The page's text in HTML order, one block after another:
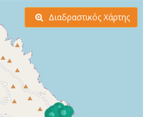
Διαδραστικός Χάρτης